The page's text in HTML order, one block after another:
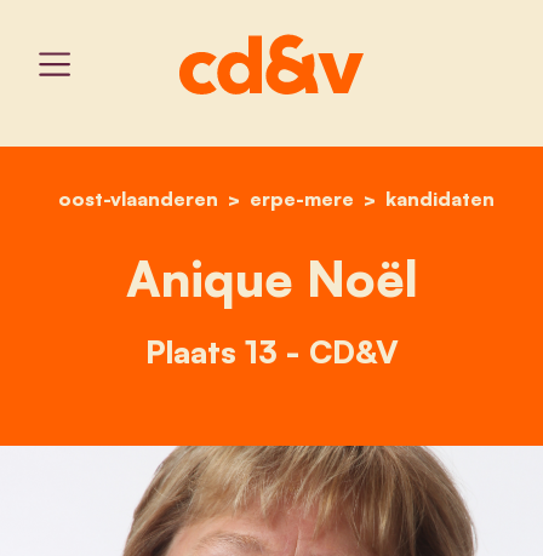
home
oost-vlaanderen erpe-mere kandidaten
anique noël
Anique Noël
Plaats 13 - CD&V